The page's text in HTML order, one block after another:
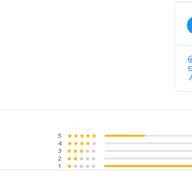
5
4
3
2
1